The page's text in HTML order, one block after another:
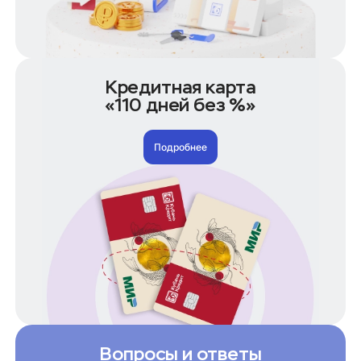
7 лет под залог
На долгий срок
Кредиты по сумме
50 000 рублей
100 000 рублей
150 000 рублей
200 000 рублей
300 000 рублей
400 000 рублей
500 000 рублей
600 000 рублей
700 000 рублей
1 000 000 рублей
1 500 000 рублей
Кредиты по условиям
Без справки 2-НДФЛ
Без отказа на карту
Кредитная карта
«110 дней без %»
Подробнее
Вопросы и ответы